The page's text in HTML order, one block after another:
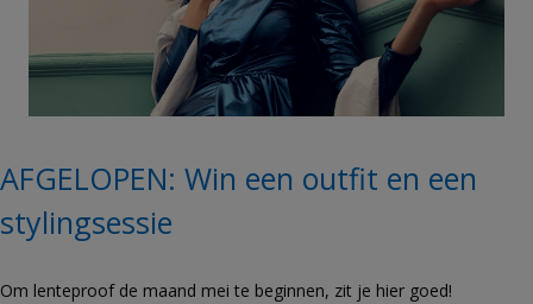
AFGELOPEN: Win een outfit en een
stylingsessie
Om lenteproof de maand mei te beginnen, zit je hier goed!